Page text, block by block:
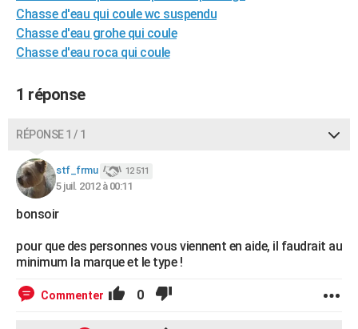
GUIDES D'ACHAT
BONS PLANS
Carte de Noël
Carte Bonne année
Carte Saint-Valentin
Carte Pâques
Carte d'anniversaire
DICTIONNAIRE
Dictionnaire
Biographies
Citations
Expressions
Proverbes
PROGRAMME TV
COPAINS D'AVANT
S'inscrire
Se connecter
Lycées
Collèges
Primaires
Universités
Entreprises
Service militaire
Avis de recherche
Bricolage
Lifestyle
Culture
Sport
Auto
Television
Voyage
Cinema
Chasse d'eau qui coule wc suspendu
Chasse d'eau grohe qui coule
Chasse d'eau roca qui coule
1 réponse
RÉPONSE 1 / 1
stf_frmu 12 511
5 juil. 2012 à 00:11
bonsoir
pour que des personnes vous viennent en aide, il faudrait au
minimum la marque et le type !
Commenter 0